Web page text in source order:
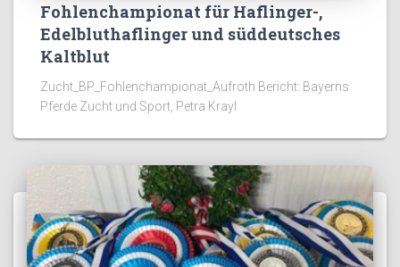
Fohlenchampionat für Haflinger-,
Edelbluthaflinger und süddeutsches
Kaltblut
Zucht_BP_Fohlenchampionat_Aufroth Bericht: Bayerns
Pferde Zucht und Sport, Petra Krayl